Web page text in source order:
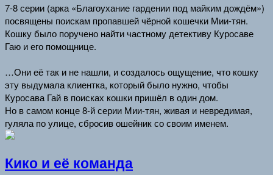
7-8 серии (арка «Благоухание гардении под майким дождём»)
посвящены поискам пропавшей чёрной кошечки Мии-тян.
Кошку было поручено найти частному детективу Куросаве
Гаю и его помощнице.
…Они её так и не нашли, и создалось ощущение, что кошку
эту выдумала клиентка, который было нужно, чтобы
Куросава Гай в поисках кошки пришёл в один дом.
Но в самом конце 8-й серии Мии-тян, живая и невредимая,
гуляла по улице, сбросив ошейник со своим именем.
Кико и её команда